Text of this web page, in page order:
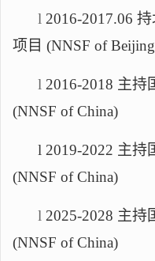
l 2016-2017.06
项目 (NNSF of
l 2016-2018 主持
(NNSF of China)
l 2019-2022 主持
(NNSF of China)
l 2025-2028 主持
(NNSF of China)